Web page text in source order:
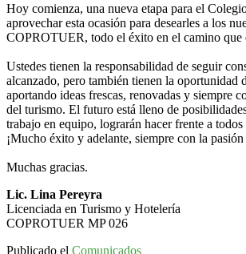
Hoy comienza, una nueva etapa para el
aprovechar esta ocasión para desearles a los
COPROTUER, todo el éxito en el camino que
Ustedes tienen la responsabilidad de seguir
alcanzado, pero también tienen la oportunidad
aportando ideas frescas, renovadas y siempre
del turismo. El futuro está lleno de
trabajo en equipo, lograrán hacer frente a todos
¡Mucho éxito y adelante, siempre con la
Muchas gracias.
Lic. Lina Pereyra
Licenciada en Turismo y Hotelería
COPROTUER MP 026
Publicado el Comunicados